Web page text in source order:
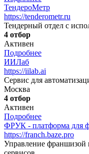
ТендероМетр
https://tenderometr.ru
Тендерный отдел с
4 отбор
Активен
Подробнее
ИИЛаб
https://iilab.ai
Сервис для
Москва
4 отбор
Активен
Подробнее
ФРУК - платформа для
https://franch.baze.pro
Управление